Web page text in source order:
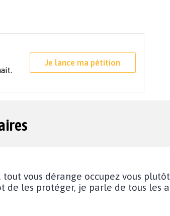
Je lance ma pétition
vous dérange occupez vous
les protéger, je parle de tous les